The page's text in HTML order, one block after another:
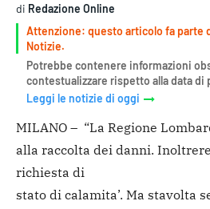
di Redazione Online
Attenzione: questo articolo fa parte
Notizie.
Potrebbe contenere informazioni
contestualizzare rispetto alla data di
Leggi le notizie di oggi
MILANO – “La Regione
alla raccolta dei danni.
richiesta di
stato di calamita’. Ma stavolta